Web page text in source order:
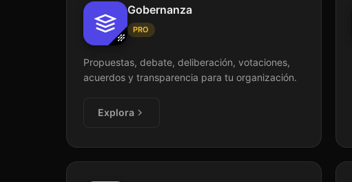
Gobernanza
PRO
Propuestas, debate, deliberación, votaciones,
acuerdos y transparencia para tu organización.
Explora